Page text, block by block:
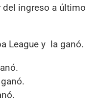
del ingreso a último
League y la ganó.